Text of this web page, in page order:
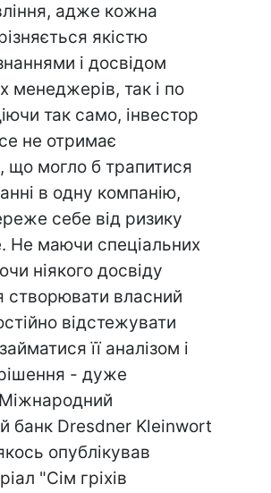
адже кожна
якістю
і досвідом
менеджерів, так і по
так само, інвестор
не отримає
що могло б трапитися
в одну компанію,
себе від ризику
Не маючи спеціальних
ніякого досвіду
створювати власний
відстежувати
її аналізом і
- дуже
банк Dresdner Kleinwort
опублікував
"Сім гріхів